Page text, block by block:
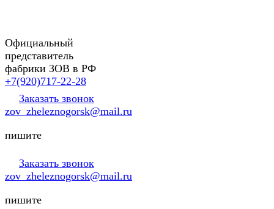
Официальный
представитель
фабрики ЗОВ в РФ
+7(920)717-22-28
Заказать звонок
zov_zheleznogorsk@mail.ru
пишите
Заказать звонок
zov_zheleznogorsk@mail.ru
пишите